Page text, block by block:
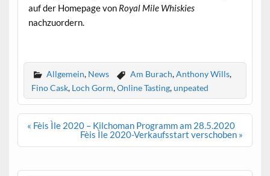
auf der Homepage von Royal Mile Whiskies
nachzuordern.
Allgemein, News Am Burach,Anthony Wills,
Fino Cask, Loch Gorm,Online Tasting,unpeated
Beitrags-
« Fèis Ìle 2020 – Kilchoman Programm am 28.5.2020
Fèis Ìle 2020-Verkaufsstart verschoben »